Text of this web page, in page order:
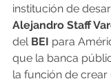
institución de
Alejandro Staff
del BEI para
que la banca
la función de